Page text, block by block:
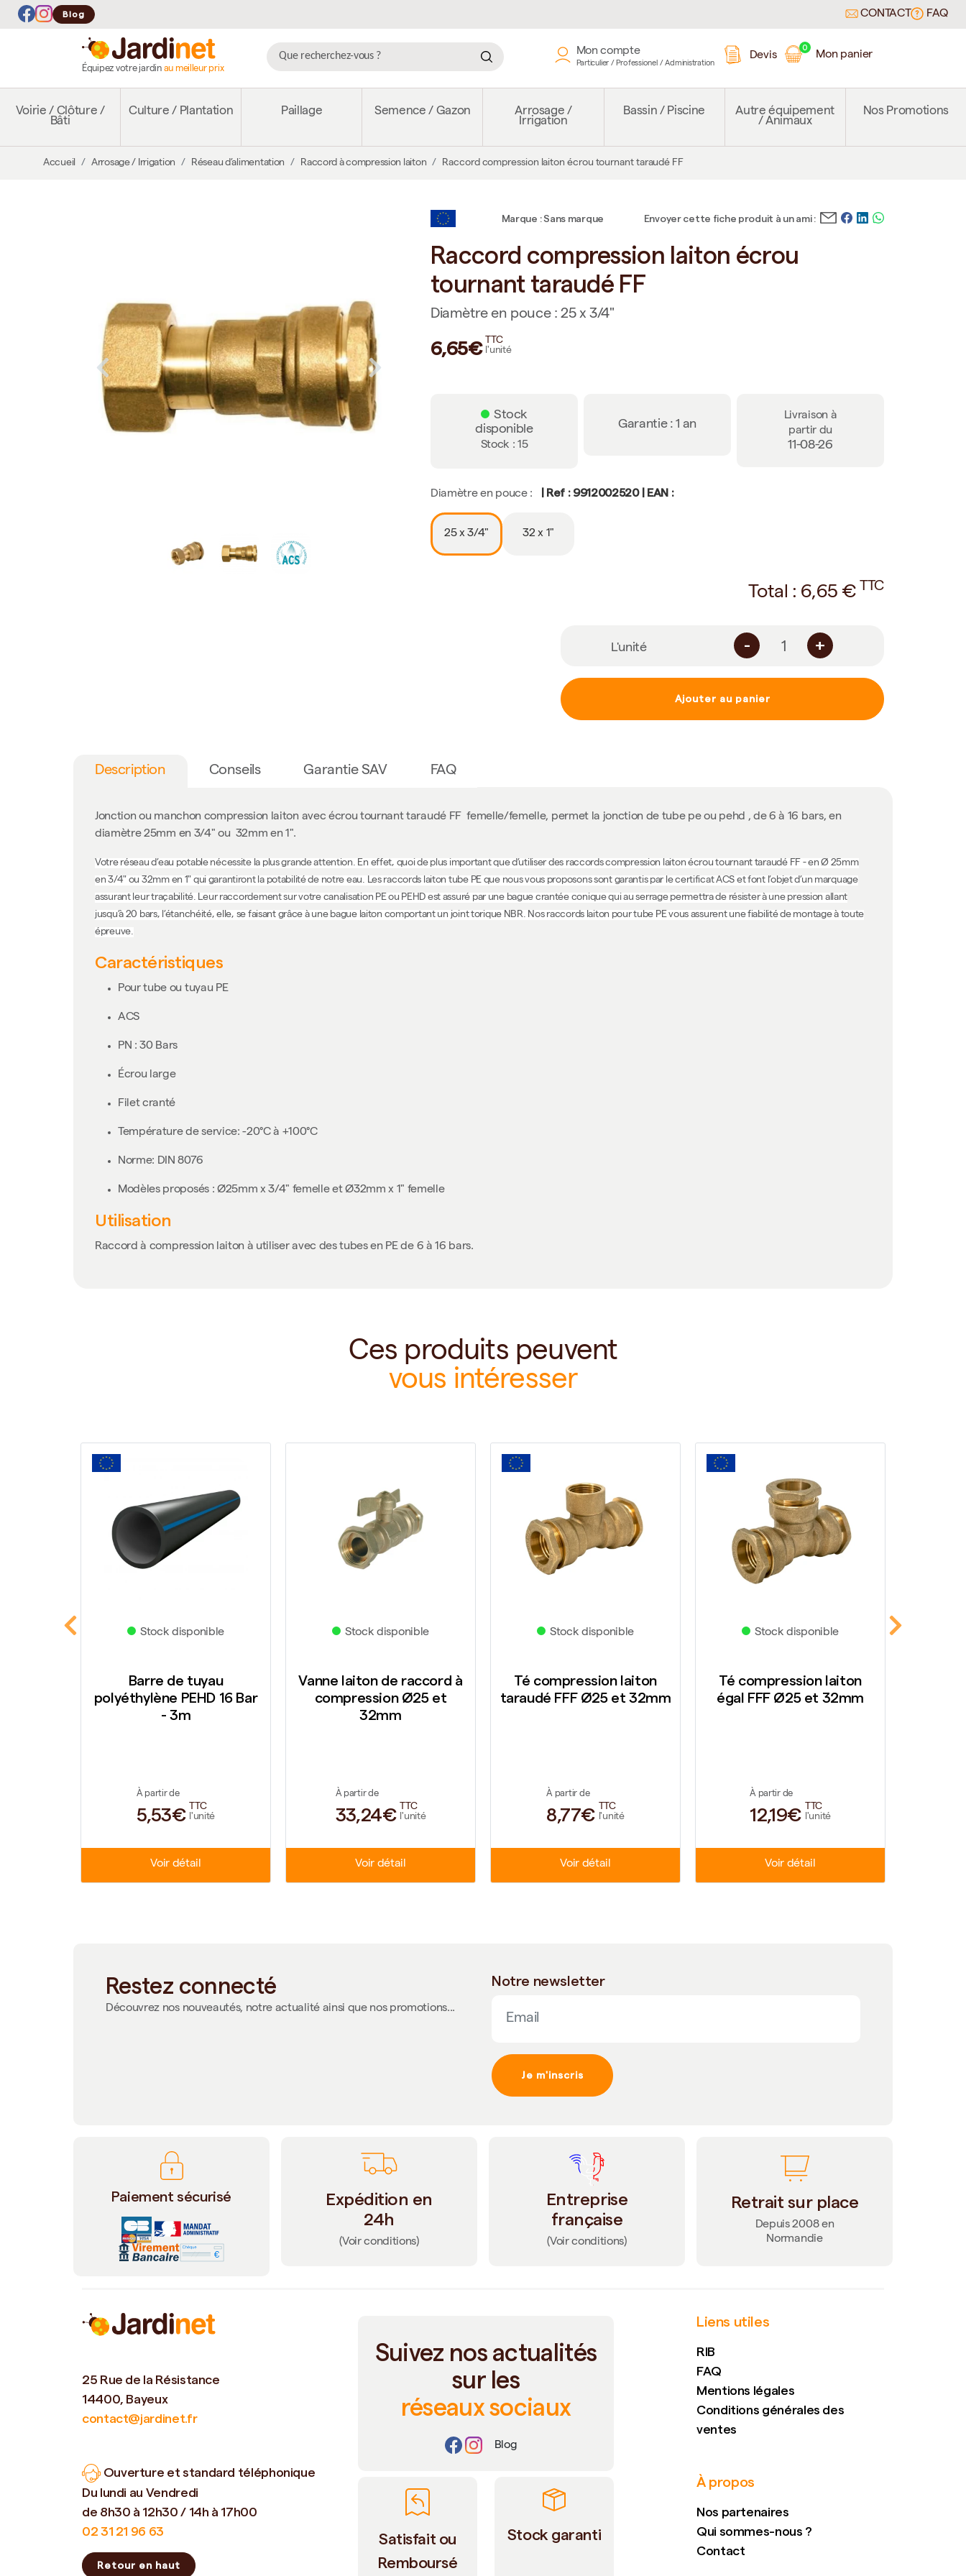
Blog CONTACT FAQ
Équipez votre jardin au meilleur prix
Mon compte
Particulier / Professionel / Administration
Devis
0
Mon panier
Voirie / Clôture /
Bâti
Culture / Plantation Paillage Semence / Gazon
Arrosage /
Irrigation
Bassin / Piscine
Autre équipement
/ Animaux
Nos Promotions
Accueil Arrosage / Irrigation Réseau d’alimentation Raccord à compression laiton Raccord compression laiton écrou tournant taraudé FF
Marque : Sans marque Envoyer cette fiche produit à un ami :
Raccord compression laiton écrou
tournant taraudé FF
Diamètre en pouce : 25 x 3/4"
6,65€ TTC
l'unité
Stock
disponible
Stock : 15
Garantie : 1 an
Livraison à
partir du
11-08-26
Diamètre en pouce : | Ref : 9912002520 | EAN :
25 x 3/4" 32 x 1"
Total : 6,65 € TTC
L'unité - +
Ajouter au panier
Description Conseils Garantie SAV FAQ
Jonction ou manchon compression laiton avec écrou tournant taraudé FF femelle/femelle, permet la jonction de tube pe ou pehd , de 6 à 16 bars, en
diamètre 25mm en 3/4" ou 32mm en 1".
Votre réseau d’eau potable nécessite la plus grande attention. En effet, quoi de plus important que d’utiliser des raccords compression laiton écrou tournant taraudé FF - en Ø 25mm
en 3/4" ou 32mm en 1" qui garantiront la potabilité de notre eau. Les raccords laiton tube PE que nous vous proposons sont garantis par le certificat ACS et font l’objet d’un marquage
assurant leur traçabilité. Leur raccordement sur votre canalisation PE ou PEHD est assuré par une bague crantée conique qui au serrage permettra de résister à une pression allant
jusqu’à 20 bars, l’étanchéité, elle, se faisant grâce à une bague laiton comportant un joint torique NBR. Nos raccords laiton pour tube PE vous assurent une fiabilité de montage à toute
épreuve.
Caractéristiques
Pour tube ou tuyau PE
ACS
PN : 30 Bars
Écrou large
Filet cranté
Température de service: -20°C à +100°C
Norme: DIN 8076
Modèles proposés : Ø25mm x 3/4" femelle et Ø32mm x 1" femelle
Utilisation
Raccord à compression laiton à utiliser avec des tubes en PE de 6 à 16 bars.
Ces produits peuvent
vous intéresser
Stock disponible
Barre de tuyau
polyéthylène PEHD 16 Bar
À partir de
5,53€ TTC
l'unité
Voir détail
Stock disponible
Vanne laiton de raccord à
compression Ø25 et
32mm
À partir de
33,24€ TTC
l'unité
Voir détail
Stock disponible
Té compression laiton
taraudé FFF Ø25 et 32mm
À partir de
8,77€ TTC
l'unité
Voir détail
Stock disponible
Té compression laiton
égal FFF Ø25 et 32mm
À partir de
12,19€
TTC
l'unité
Voir détail
Restez connecté
Découvrez nos nouveautés, notre actualité ainsi que nos promotions...
Notre newsletter
Je m'inscris
Paiement sécurisé
Expédition en
24h
(Voir conditions)
Entreprise
française
(Voir conditions)
Retrait sur place
Depuis 2008 en
Normandie
25 Rue de la Résistance
14400, Bayeux
contact@jardinet.fr
Ouverture et standard téléphonique
Du lundi au Vendredi
de 8h30 à 12h30 / 14h à 17h00
02 31 21 96 63
Retour en haut
Suivez nos actualités
sur les
réseaux sociaux
Blog
Satisfait ou
Remboursé
Stock garanti
Liens utiles
RIB
FAQ
Mentions légales
Conditions générales des
ventes
À propos
Nos partenaires
Qui sommes-nous ?
Contact